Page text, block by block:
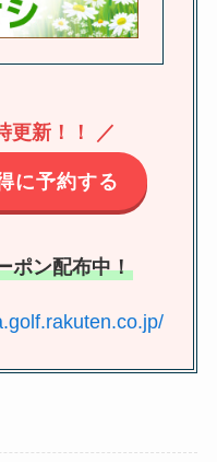
更新！！ ／
に予約する
ポン配布中！